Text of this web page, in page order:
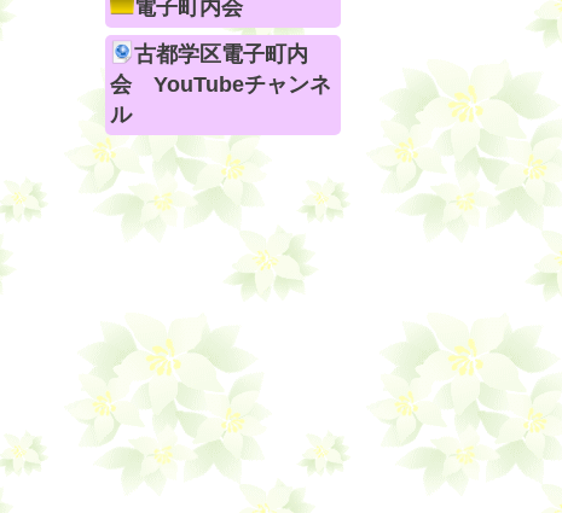
電子町内会
古都学区電子町内
会 YouTubeチャンネ
ル